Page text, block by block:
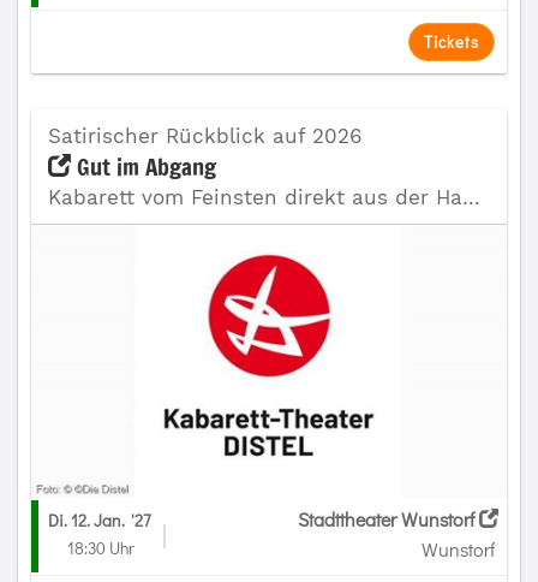
Tickets
Satirischer Rückblick auf 2026
Gut im Abgang
Kabarett vom Feinsten direkt aus der Hauptstadt Berlin
Di. 12. Jan. '27
18:30 Uhr
Stadttheater Wunstorf
Wunstorf